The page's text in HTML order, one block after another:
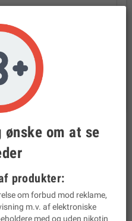
enhed. Glasset passer til
har en kapacitet på2 mle-
om at se
produkter:
om forbud mod reklame,
m.v. af elektroniske
med og uden nikotin